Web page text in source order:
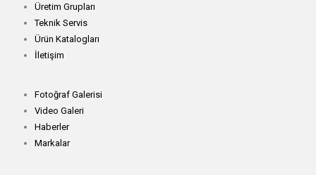
Üretim Grupları
Teknik Servis
Ürün Katalogları
İletişim
Fotoğraf Galerisi
Video Galeri
Haberler
Markalar